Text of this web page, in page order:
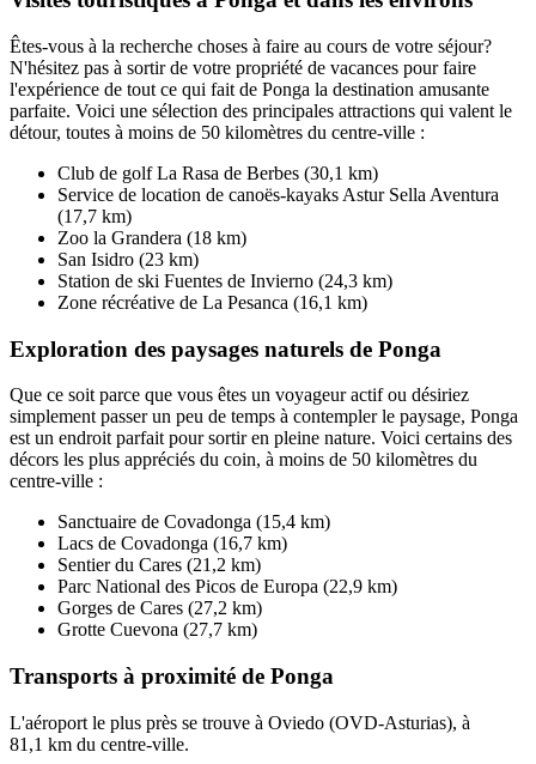
Êtes-vous à la recherche choses à faire au cours de votre séjour?
N'hésitez pas à sortir de votre propriété de vacances pour faire
l'expérience de tout ce qui fait de Ponga la destination amusante
parfaite. Voici une sélection des principales attractions qui valent le
détour, toutes à moins de 50 kilomètres du centre-ville :
Club de golf La Rasa de Berbes (30,1 km)
Service de location de canoës-kayaks Astur Sella Aventura
(17,7 km)
Zoo la Grandera (18 km)
San Isidro (23 km)
Station de ski Fuentes de Invierno (24,3 km)
Zone récréative de La Pesanca (16,1 km)
Exploration des paysages naturels de Ponga
Que ce soit parce que vous êtes un voyageur actif ou désiriez
simplement passer un peu de temps à contempler le paysage, Ponga
est un endroit parfait pour sortir en pleine nature. Voici certains des
décors les plus appréciés du coin, à moins de 50 kilomètres du
centre-ville :
Sanctuaire de Covadonga (15,4 km)
Lacs de Covadonga (16,7 km)
Sentier du Cares (21,2 km)
Parc National des Picos de Europa (22,9 km)
Gorges de Cares (27,2 km)
Grotte Cuevona (27,7 km)
Transports à proximité de Ponga
L'aéroport le plus près se trouve à Oviedo (OVD-Asturias), à
81,1 km du centre-ville.